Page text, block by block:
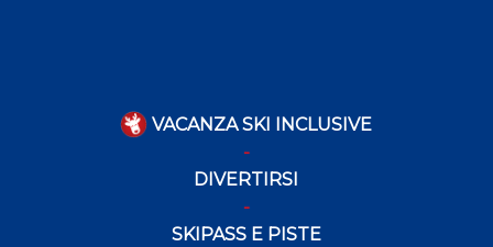
VACANZA SKI INCLUSIVE
DIVERTIRSI
SKIPASS E PISTE